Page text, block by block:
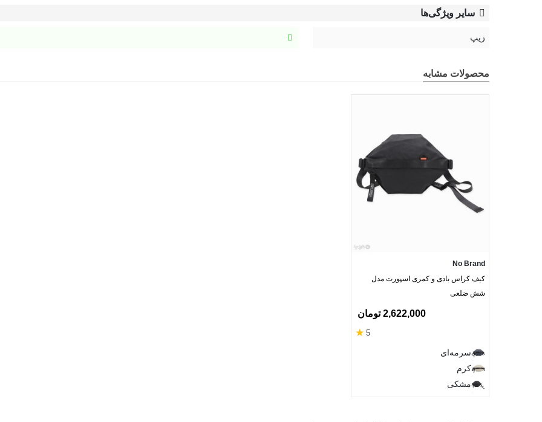
کیف دارای 1 جیب بوده که گزینه مناسبی برای قرار دادن پول نقد، سکه، اکسسوری های کوچک و هندزفری است. قسمت جلوی
سایر ویژگی‌ها
زیپ
محصولات مشابه
No Brand
کیف کراس بادی و کمری اسپورت مدل
شش ضلعی
2,622,000 تومان
5
★
سرمه‌ای
کرم
مشکی